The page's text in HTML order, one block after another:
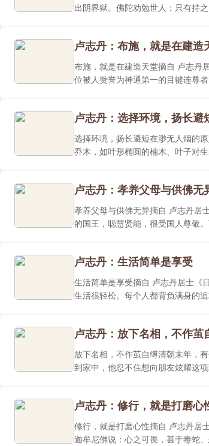
出阴界狱。佛陀劝勉世人：只有持
卢志丹：布施，就是在建造
布施，就是在建造天堂摘自 卢志丹
位被人赞誉为神通第一的目犍连尊
卢志丹：选择环境，扬长避
选择环境，扬长避短在渺无人烟的
乔木，如叶形椭圆的楠木、叶子对
卢志丹：孝养父母与供佛无
孝养父母与供佛无异摘自 卢志丹居
的国王，聪慧贤能，很受国人尊敬
卢志丹：生活简单是享受
生活简单是享受摘自 卢志丹居士《
生活很轻松。每个人都背负满身的
卢志丹：放下名相，不作茧
放下名相，不作茧自缚清朝末年，
到家中，他忍不住想向朋友炫耀这
卢志丹：修行，就是打磨心
修行，就是打磨心性摘自 卢志丹居
迦牟尼佛说：心之可畏，甚于毒蛇